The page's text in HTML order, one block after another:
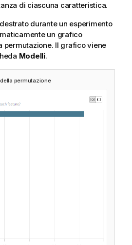
di ciascuna caratteristica.
durante un esperimento
un grafico
permutazione. Il grafico viene
Modelli.
permutazione